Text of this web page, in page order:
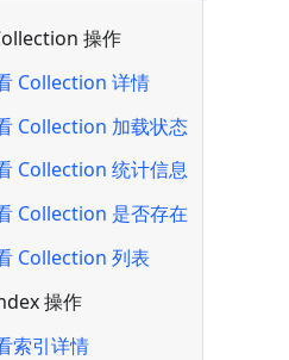
操作
Collection 详情
Collection 加载状态
Collection 统计信息
Collection 是否存在
Collection 列表
操作
索引详情